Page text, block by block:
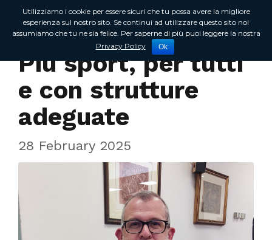
In Regione
Più sport, per tutti
e con strutture
adeguate
28 February 2025
Utilizziamo i cookie per essere sicuri che tu possa avere la migliore
esperienza sul nostro sito. Se continui ad utilizzare questo sito noi
assumiamo che tu ne sia felice. Per saperne di più puoi leggere la nostra
Privacy Policy
Ok